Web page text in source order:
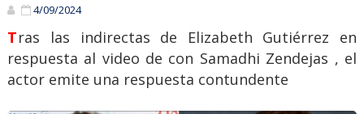
4/09/2024
Tras las indirectas de Elizabeth Gutiérrez en
respuesta al video de con Samadhi Zendejas , el
actor emite una respuesta contundente